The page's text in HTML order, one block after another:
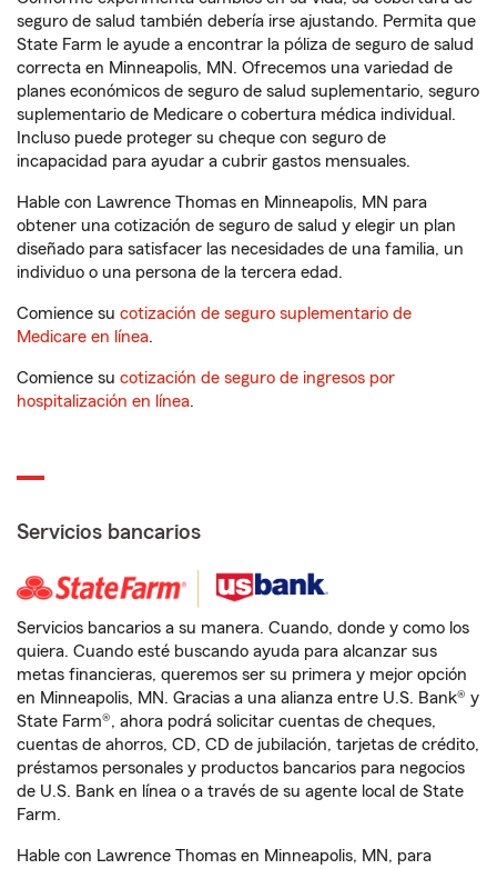
seguro de salud también debería irse ajustando. Permita que
State Farm le ayude a encontrar la póliza de seguro de salud
correcta en Minneapolis, MN. Ofrecemos una variedad de
planes económicos de seguro de salud suplementario, seguro
suplementario de Medicare o cobertura médica individual.
Incluso puede proteger su cheque con seguro de
incapacidad para ayudar a cubrir gastos mensuales.
Hable con Lawrence Thomas en Minneapolis, MN para
obtener una cotización de seguro de salud y elegir un plan
diseñado para satisfacer las necesidades de una familia, un
individuo o una persona de la tercera edad.
Comience su cotización de seguro suplementario de
Medicare en línea.
Comience su cotización de seguro de ingresos por
hospitalización en línea.
Servicios bancarios
Servicios bancarios a su manera. Cuando, donde y como los
quiera. Cuando esté buscando ayuda para alcanzar sus
metas financieras, queremos ser su primera y mejor opción
en Minneapolis, MN. Gracias a una alianza entre U.S. Bank® y
State Farm®, ahora podrá solicitar cuentas de cheques,
cuentas de ahorros, CD, CD de jubilación, tarjetas de crédito,
préstamos personales y productos bancarios para negocios
de U.S. Bank en línea o a través de su agente local de State
Farm.
Hable con Lawrence Thomas en Minneapolis, MN, para